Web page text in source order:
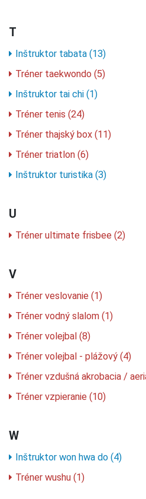
T
Inštruktor tabata (13)
Tréner taekwondo (5)
Inštruktor tai chi (1)
Tréner tenis (24)
Tréner thajský box (11)
Tréner triatlon (6)
Inštruktor turistika (3)
U
Tréner ultimate frisbee (2)
V
Tréner veslovanie (1)
Tréner vodný slalom (1)
Tréner volejbal (8)
Tréner volejbal - plážový (4)
Tréner vzdušná akrobacia /
Tréner vzpieranie (10)
W
Inštruktor won hwa do (4)
Tréner wushu (1)